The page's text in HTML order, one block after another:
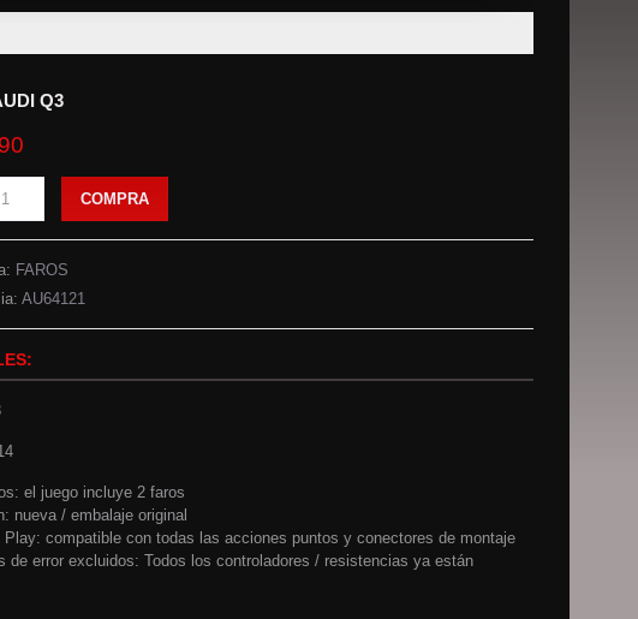
Q3
COMPRA
FAROS
AU64121
el juego incluye 2 faros
nueva / embalaje original
Play: compatible con todas las acciones puntos y conectores de montaje
de error excluidos: Todos los controladores / resistencias ya están